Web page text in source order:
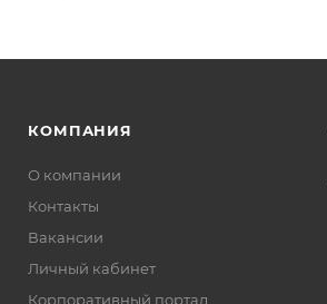
КОМПАНИЯ
О компании
Контакты
Вакансии
Личный кабинет
Корпоративный портал